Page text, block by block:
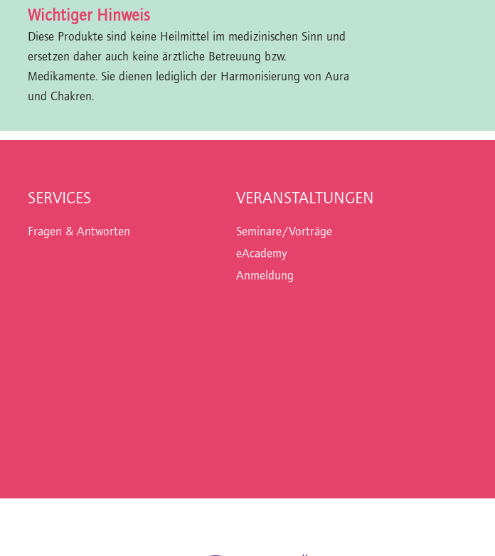
Wichtiger Hinweis
Diese Produkte sind keine Heilmittel im medizinischen Sinn und
ersetzen daher auch keine ärztliche Betreuung bzw.
Medikamente. Sie dienen lediglich der Harmonisierung von Aura
und Chakren.
SERVICES
Fragen & Antworten
VERANSTALTUNGEN
Seminare/Vorträge
eAcademy
Anmeldung